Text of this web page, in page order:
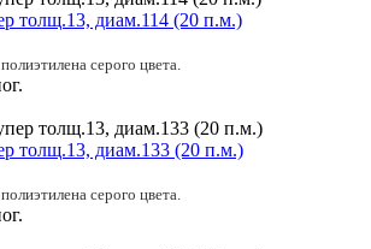
толщ.13, диам.114 (20 п.м.)
серого цвета.
толщ.13, диам.133 (20 п.м.)
серого цвета.